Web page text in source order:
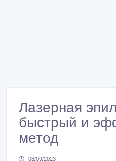
Лазерная
быстрый и
метод
08/09/2023